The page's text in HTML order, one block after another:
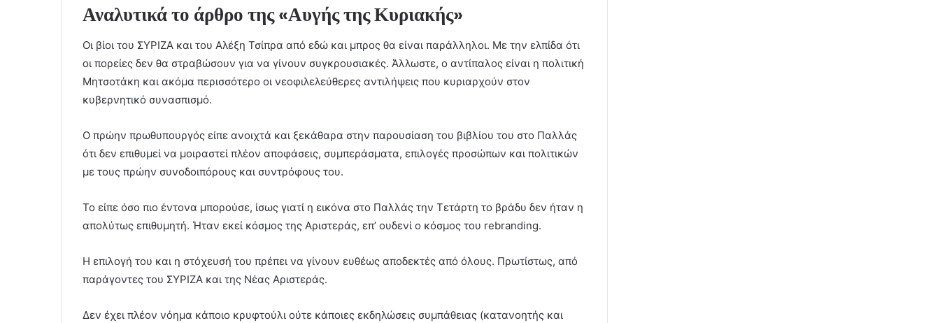
Αναλυτικά το άρθρο της «Αυγής της Κυριακής»
Οι βίοι του ΣΥΡΙΖΑ και του Αλέξη Τσίπρα από εδώ και μπρος θα είναι παράλληλοι. Με την ελπίδα ότι
οι πορείες δεν θα στραβώσουν για να γίνουν συγκρουσιακές. Άλλωστε, ο αντίπαλος είναι η πολιτική
Μητσοτάκη και ακόμα περισσότερο οι νεοφιλελεύθερες αντιλήψεις που κυριαρχούν στον
κυβερνητικό συνασπισμό.
Ο πρώην πρωθυπουργός είπε ανοιχτά και ξεκάθαρα στην παρουσίαση του βιβλίου του στο Παλλάς
ότι δεν επιθυμεί να μοιραστεί πλέον αποφάσεις, συμπεράσματα, επιλογές προσώπων και πολιτικών
με τους πρώην συνοδοιπόρους και συντρόφους του.
Το είπε όσο πιο έντονα μπορούσε, ίσως γιατί η εικόνα στο Παλλάς την Τετάρτη το βράδυ δεν ήταν η
απολύτως επιθυμητή. Ήταν εκεί κόσμος της Αριστεράς, επ’ ουδενί ο κόσμος του rebranding.
Η επιλογή του και η στόχευσή του πρέπει να γίνουν ευθέως αποδεκτές από όλους. Πρωτίστως, από
παράγοντες του ΣΥΡΙΖΑ και της Νέας Αριστεράς.
Δεν έχει πλέον νόημα κάποιο κρυφτούλι ούτε κάποιες εκδηλώσεις συμπάθειας (κατανοητής και